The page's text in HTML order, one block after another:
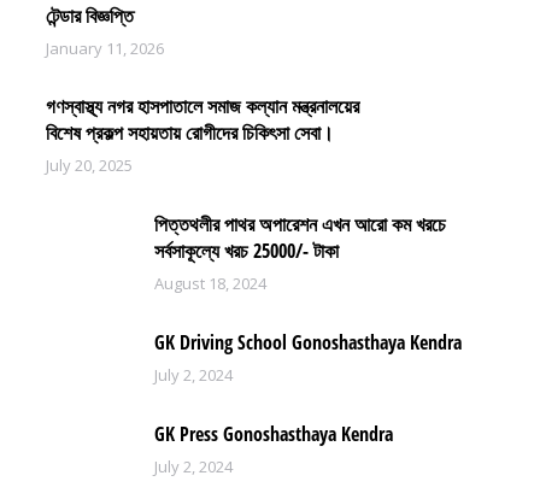
টেন্ডার বিজ্ঞপ্তি
January 11, 2026
গণস্বাস্থ্য নগর হাসপাতালে সমাজ কল্যান মন্ত্রনালয়ের
বিশেষ প্রকল্প সহায়তায় রোগীদের চিকিৎসা সেবা।
July 20, 2025
পিত্তথলীর পাথর অপারেশন এখন আরো কম খরচে
সর্বসাকূল্যে খরচ 25000/- টাকা
August 18, 2024
GK Driving School Gonoshasthaya Kendra
July 2, 2024
GK Press Gonoshasthaya Kendra
July 2, 2024